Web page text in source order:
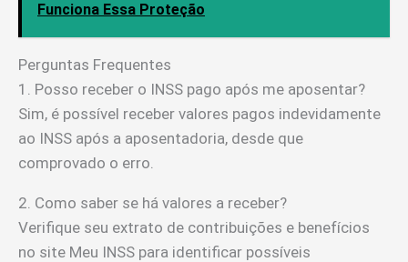
Funciona Essa Proteção
Perguntas Frequentes
1. Posso receber o INSS pago após me aposentar?
Sim, é possível receber valores pagos indevidamente
ao INSS após a aposentadoria, desde que
comprovado o erro.
2. Como saber se há valores a receber?
Verifique seu extrato de contribuições e benefícios
no site Meu INSS para identificar possíveis